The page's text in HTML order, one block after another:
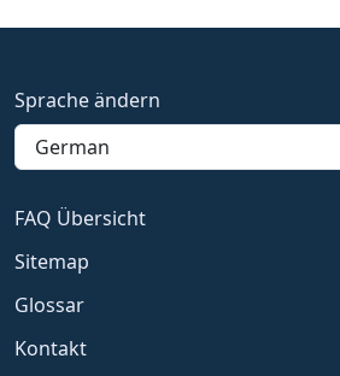
Sprache ändern
FAQ Übersicht
Sitemap
Glossar
Kontakt